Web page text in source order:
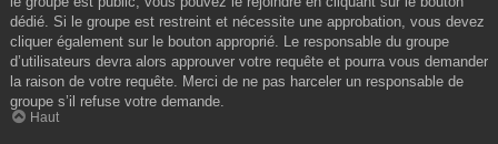
dédié. Si le groupe est restreint et nécessite une approbation, vous devez
cliquer également sur le bouton approprié. Le responsable du groupe
d’utilisateurs devra alors approuver votre requête et pourra vous demander
la raison de votre requête. Merci de ne pas harceler un responsable de
groupe s’il refuse votre demande.
Haut